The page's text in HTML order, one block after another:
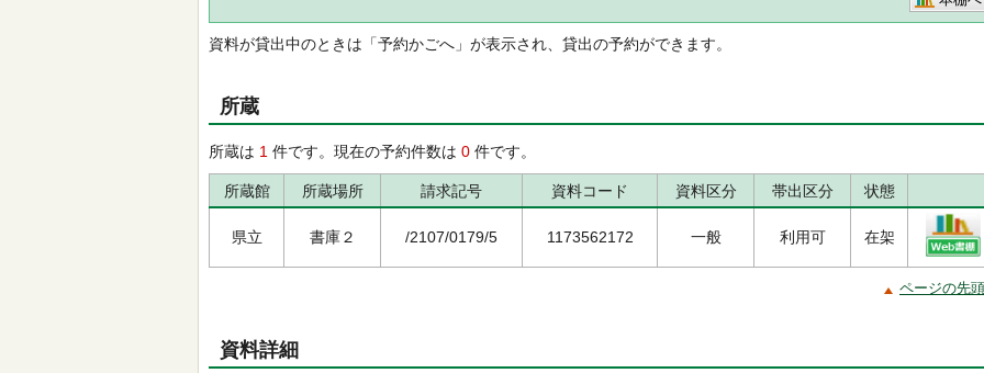
資料が貸出中のときは「予約かごへ」が表示され、貸出の予約ができます。
所蔵
所蔵は 1 件です。現在の予約件数は 0 件です。
所蔵館 所蔵場所 請求記号 資料コード 資料区分 帯出区分 状態
県立 書庫２ /2107/0179/5 1173562172 一般 利用可 在架
ページの先
資料詳細